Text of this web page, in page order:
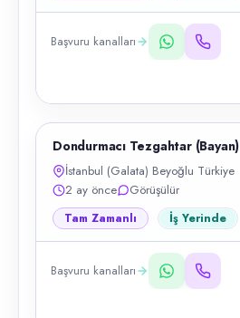
Başvuru kanalları
Dondurmacı Tezgahtar (Bayan)
İstanbul (Galata) Beyoğlu Türkiye
2 ay önce
Görüşülür
Tam Zamanlı İş Yerinde
Başvuru kanalları